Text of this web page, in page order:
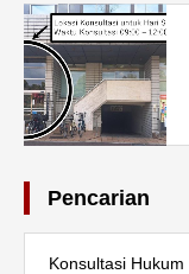
Pencarian
Konsultasi Hukum